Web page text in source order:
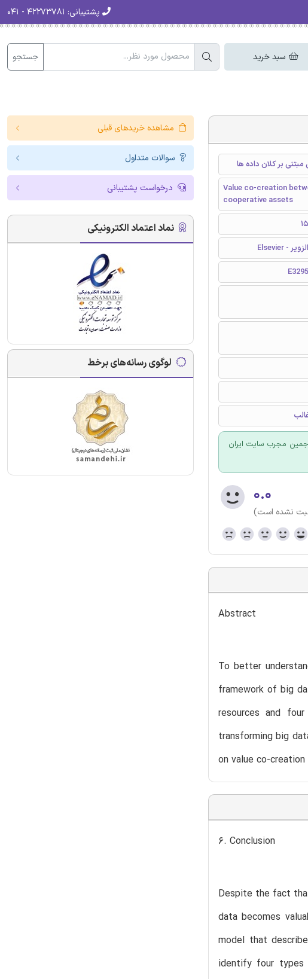
پشتیبانی:
سبد خرید جستجو
بر کلان داده ها
Value co-creation
cooperative assets
15
الزویر - Elsevier
E3295
مجرب سایت ایران
۰.۰
ثبت نشده است)
Abstract
To better
framework of big
resources and
transforming big
on value co-
6. Conclusion
Despite the fact
data becomes
model that
identify four types
مشاهده خریدهای قبلی
سوالات متداول
درخواست پشتیبانی
نماد اعتماد الکترونیکی
لوگوی رسانه‌های برخط